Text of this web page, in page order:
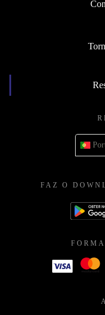
FAZ O